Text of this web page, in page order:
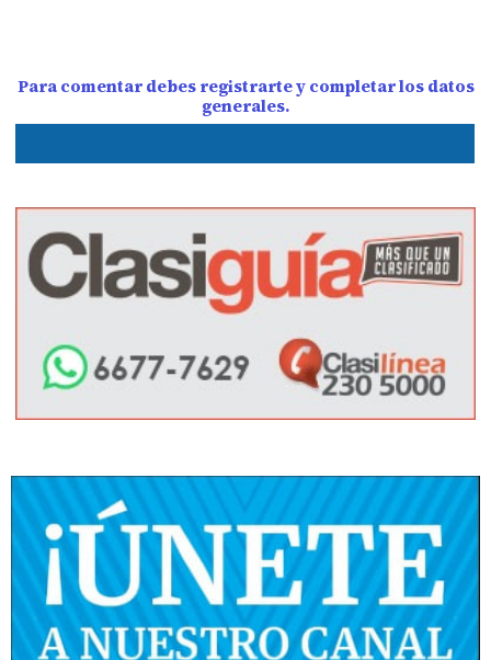
Para comentar debes registrarte y completar los datos
generales.